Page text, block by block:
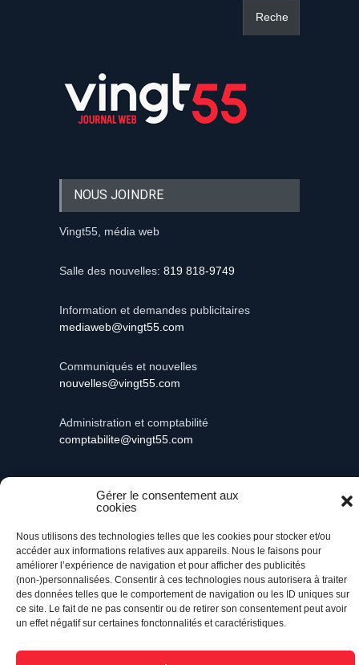
Gérer le consentement aux
cookies
Nous utilisons des technologies telles que les cookies pour stocker et/ou
accéder aux informations relatives aux appareils. Nous le faisons pour
améliorer l’expérience de navigation et pour afficher des publicités
(non-)personnalisées. Consentir à ces technologies nous autorisera à traiter
des données telles que le comportement de navigation ou les ID uniques sur
ce site. Le fait de ne pas consentir ou de retirer son consentement peut avoir
un effet négatif sur certaines fonctonnalités et caractéristiques.
NOUS JOINDRE
Vingt55, média web
Salle des nouvelles: 819 818-9749
Information et demandes publicitaires
mediaweb@vingt55.com
Communiqués et nouvelles
nouvelles@vingt55.com
Administration et comptabilité
comptabilite@vingt55.com
réservés.
Retour à l’accueil